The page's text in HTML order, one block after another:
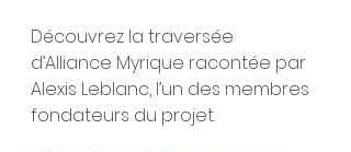
Découvrez la traversée
d’Alliance Myrique racontée par
Alexis Leblanc, l’un des membres
fondateurs du projet.